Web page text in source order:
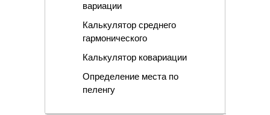
вариации
Калькулятор среднего
гармонического
Калькулятор ковариации
Определение места по
пеленгу